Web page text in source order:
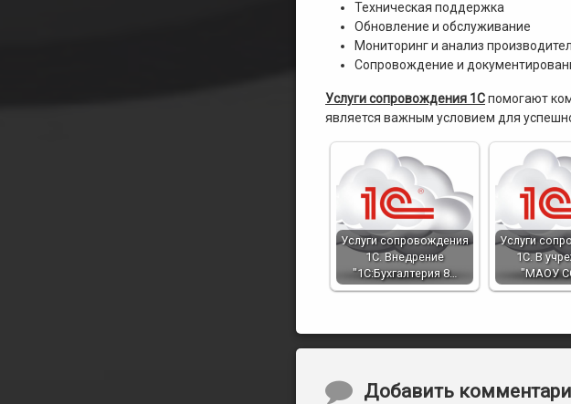
Техническая поддержка
Обновление и обслуживание
Мониторинг и анализ
Сопровождение и
Услуги сопровождения 1Спомогают
является важным условием для
Услуги сопровождения
1С. Внедрение
"1С:Бухгалтерия 8…
Услуги
1С. В
"МАОУ
Комментарии
Добавить